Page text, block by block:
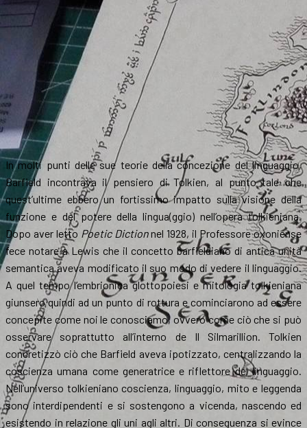
In molti punti delle sue teorie della concezione del linguaggio,
Barfield incontrava il pensiero di Tolkien, al punto tale che
quest’ultime ebbero un fortissimo impatto sulla visione della
funzione e del potere della lingua(ggio) nell’opera tolkieniana.
Dopo aver letto Poetic Dictionnel 1928, il Professore oxoniense
fece notare a Lewis che il concetto barfieldiano di antica unità
semantica aveva modificato il suo modo di vedere il linguaggio.
A quel tempo l’embrionica glottopoiesi e mitologia tolkieniana
giunsero quindi ad un punto di rottura e cominciarono ad essere
concepite come noi le conosciamo, ovvero come ciò che si può
osservare soprattutto all’interno de Il Silmarillion. Tolkien
concretizzò ciò che Barfield aveva ipotizzato, centralizzando la
coscienza umana come generatrice e riflettore del linguaggio.
Nell’universo tolkieniano coscienza, linguaggio, mito e leggenda
sono interdipendenti e si sostengono a vicenda, nascendo ed
esistendo in relazione gli uni agli altri. Di conseguenza si evince